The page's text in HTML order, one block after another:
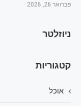
פברואר 26, 2026
ניוזלטר
קטגוריות
אוכל